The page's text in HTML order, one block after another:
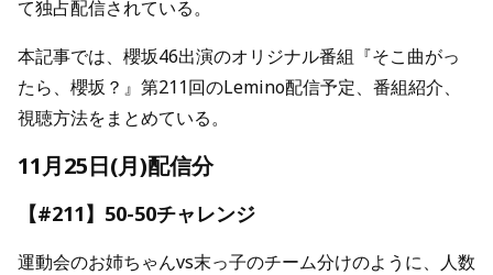
て独占配信されている。
本記事では、櫻坂46出演のオリジナル番組『そこ曲がっ
たら、櫻坂？』第211回のLemino配信予定、番組紹介、
視聴方法をまとめている。
11月25日(月)配信分
【#211】50-50チャレンジ
運動会のお姉ちゃんvs末っ子のチーム分けのように、人数